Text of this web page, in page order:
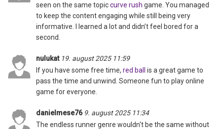
seen on the same topiccurve rush game. You managed
to keep the content engaging while still being very
informative. I learned a lot and didn’t feel bored for a
second.
nulukat 19. august 2025 11:59
If you have some free time, red ball is a great game to
pass the time and unwind. Someone fun to play online
game for everyone.
danielmese76 9. august 2025 11:34
The endless runner genre wouldn't be the same without